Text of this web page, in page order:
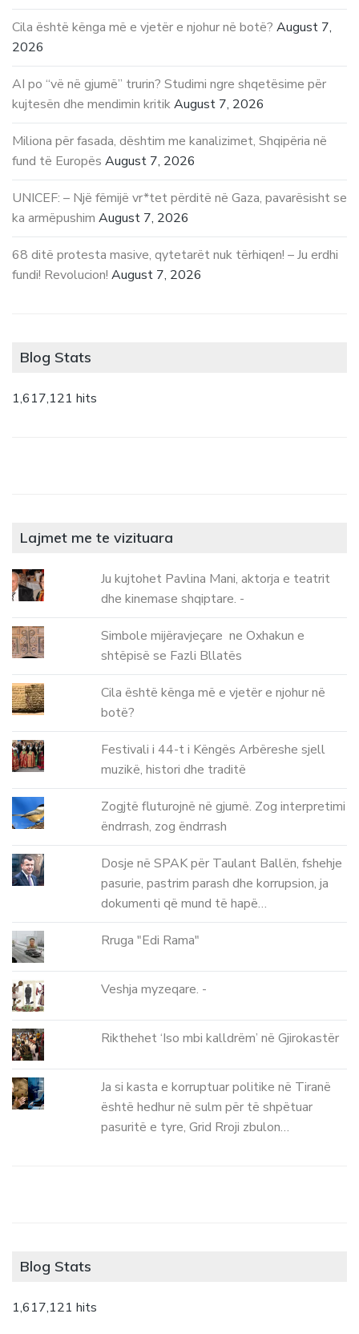
Cila është kënga më e vjetër e njohur në botë? August 7,
2026
AI po “vë në gjumë” trurin? Studimi ngre shqetësime për
kujtesën dhe mendimin kritikAugust 7, 2026
Miliona për fasada, dështim me kanalizimet, Shqipëria në
fund të Europës August 7, 2026
UNICEF: – Një fëmijë vr*tet përditë në Gaza, pavarësisht se
ka armëpushim August 7, 2026
68 ditë protesta masive, qytetarët nuk tërhiqen! – Ju erdhi
fundi! Revolucion! August 7, 2026
Blog Stats
1,617,121 hits
Lajmet me te vizituara
Ju kujtohet Pavlina Mani, aktorja e teatrit
dhe kinemase shqiptare. -
Simbole mijëravjeçare ne Oxhakun e
shtëpisë se Fazli Bllatës
Cila është kënga më e vjetër e njohur në
botë?
Festivali i 44-t i Këngës Arbëreshe sjell
muzikë, histori dhe traditë
Zogjtë fluturojnë në gjumë. Zog interpretimi
ëndrrash, zog ëndrrash
Dosje në SPAK për Taulant Ballën, fshehje
pasurie, pastrim parash dhe korrupsion, ja
dokumenti që mund të hapë…
Rruga "Edi Rama"
Veshja myzeqare. -
Rikthehet ‘Iso mbi kalldrëm’ në Gjirokastër
Ja si kasta e korruptuar politike në Tiranë
është hedhur në sulm për të shpëtuar
pasuritë e tyre, Grid Rroji zbulon…
Blog Stats
1,617,121 hits